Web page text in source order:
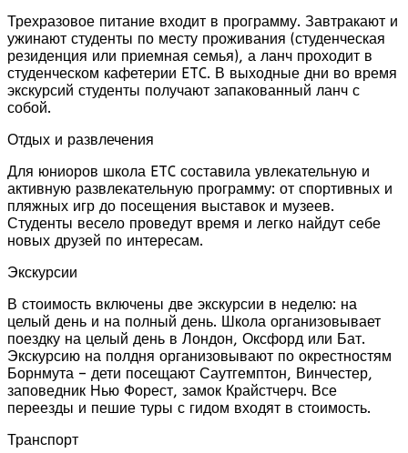
Трехразовое питание входит в программу. Завтракают и
ужинают студенты по месту проживания (студенческая
резиденция или приемная семья), а ланч проходит в
студенческом кафетерии ETC. В выходные дни во время
экскурсий студенты получают запакованный ланч с
собой.
Отдых и развлечения
Для юниоров школа ETC составила увлекательную и
активную развлекательную программу: от спортивных и
пляжных игр до посещения выставок и музеев.
Студенты весело проведут время и легко найдут себе
новых друзей по интересам.
Экскурсии
В стоимость включены две экскурсии в неделю: на
целый день и на полный день. Школа организовывает
поездку на целый день в Лондон, Оксфорд или Бат.
Экскурсию на полдня организовывают по окрестностям
Борнмута – дети посещают Саутгемптон, Винчестер,
заповедник Нью Форест, замок Крайстчерч. Все
переезды и пешие туры с гидом входят в стоимость.
Транспорт